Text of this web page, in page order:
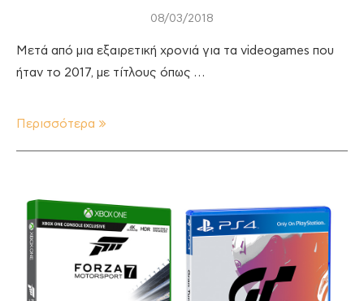
08/03/2018
Μετά από μια εξαιρετική χρονιά για τα videogames που
ήταν το 2017, με τίτλους όπως …
Περισσότερα